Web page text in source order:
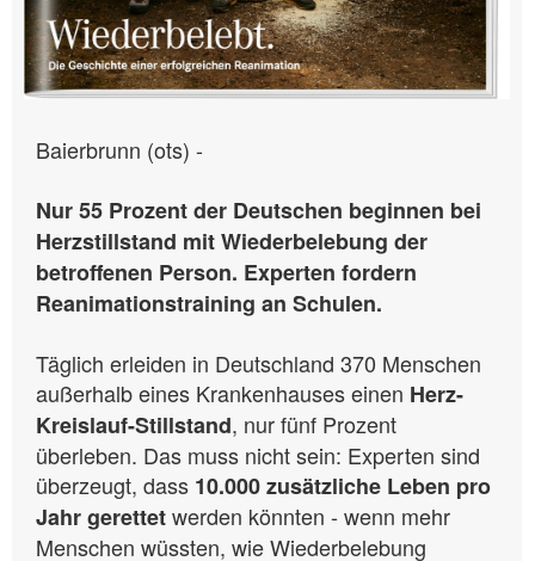
Baierbrunn (ots) -
Nur 55 Prozent der Deutschen beginnen bei
Herzstillstand mit Wiederbelebung der
betroffenen Person. Experten fordern
Reanimationstraining an Schulen.
Täglich erleiden in Deutschland 370 Menschen
außerhalb eines Krankenhauses einen Herz-
Kreislauf-Stillstand, nur fünf Prozent
überleben. Das muss nicht sein: Experten sind
überzeugt, dass 10.000 zusätzliche Leben pro
Jahr gerettetwerden könnten - wenn mehr
Menschen wüssten, wie Wiederbelebung